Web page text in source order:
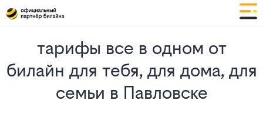
тарифы все в одном от
билайн для тебя, для дома, для
семьи в Павловске